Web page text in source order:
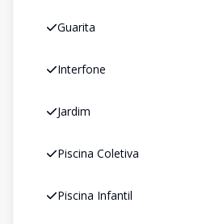
Guarita
Interfone
Jardim
Piscina Coletiva
Piscina Infantil